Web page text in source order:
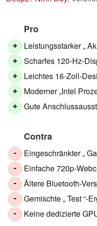
Pro
+ Leistungsstarker „
+ Scharfes 120-Hz-
+ Leichtes 16-Zoll-
+ Moderner „Intel
+ Gute
Contra
- Eingeschränkter „
- Einfache 720p-
- Ältere Bluetooth-
- Gemischte „ Test “-
- Keine dedizierte